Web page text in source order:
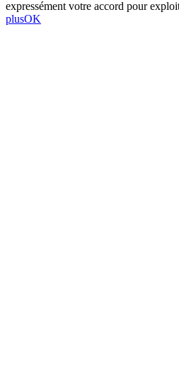
expressément votre accord pour
plusOK